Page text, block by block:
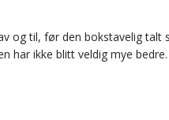
og til, før den bokstavelig talt
har ikke blitt veldig mye bedre.